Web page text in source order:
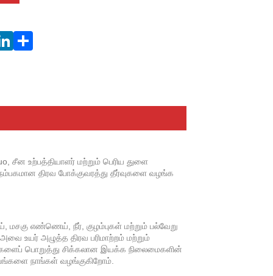
சீன உற்பத்தியாளர் மற்றும் பெரிய துளை
திரவ போக்குவரத்து தீர்வுகளை வழங்க
எண்ணெய், நீர், குழம்புகள் மற்றும் பல்வேறு
உயர் அழுத்த திரவ பரிமாற்றம் மற்றும்
பொறுத்து சிக்கலான இயக்க நிலைமைகளின்
நாங்கள் வழங்குகிறோம்.